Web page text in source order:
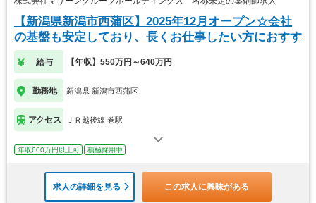
【新潟県新潟市西蒲区】2025年12月オープン☆会社
の基盤も安定しており、長くお仕事したい方におすす
給与 【年収】550万円～640万円
勤務地 新潟県 新潟市西蒲区
アクセス ＪＲ越後線 巻駅
年収600万円以上可 積極採用中
求人の詳細を見る この求人に興味がある